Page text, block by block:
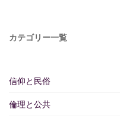
カテゴリー一覧
信仰と民俗
倫理と公共